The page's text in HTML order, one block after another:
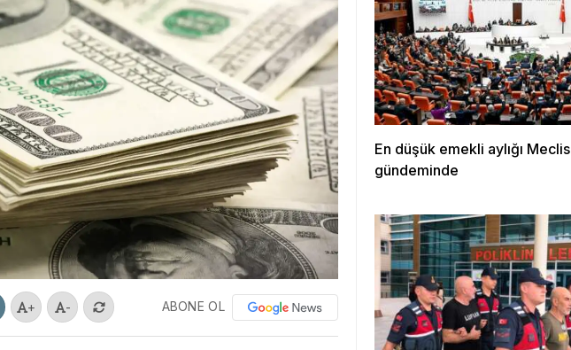
+ - ABONE OL
En düşük emekli aylığı Meclis
gündeminde